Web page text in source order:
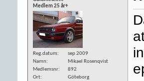
Medlem 25 år+
Reg.datum
sep 2009
Namn
Mikael Rosenqvist
Medlemsnr
892
Ort
Göteborg